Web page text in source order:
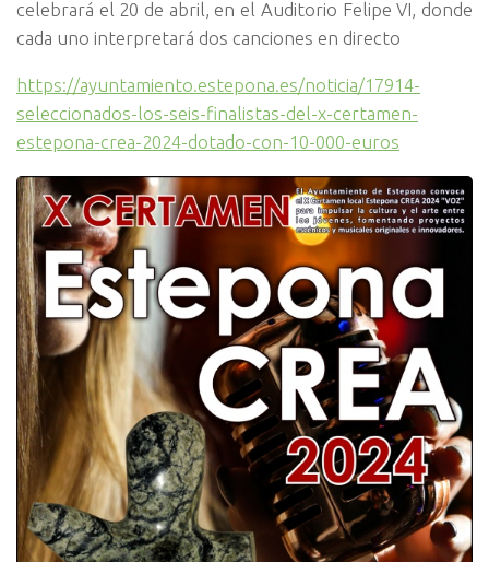
celebrará el 20 de abril, en el Auditorio Felipe VI, donde
cada uno interpretará dos canciones en directo
https://ayuntamiento.estepona.es/noticia/17914-
seleccionados-los-seis-finalistas-del-x-certamen-
estepona-crea-2024-dotado-con-10-000-euros